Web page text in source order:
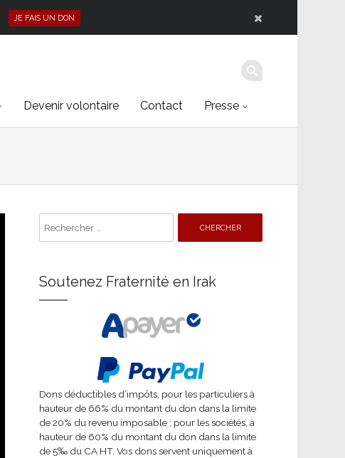
JE FAIS UN DON
Devenir volontaire Contact Presse
Soutenez Fraternité en Irak
Dons déductibles d’impôts, pour les particuliers à
hauteur de 66% du montant du don dans la limite
de 20% du revenu imposable ; pour les sociétés, à
hauteur de 60% du montant du don dans la limite
de 5‰ du CA HT. Vos dons servent uniquement à